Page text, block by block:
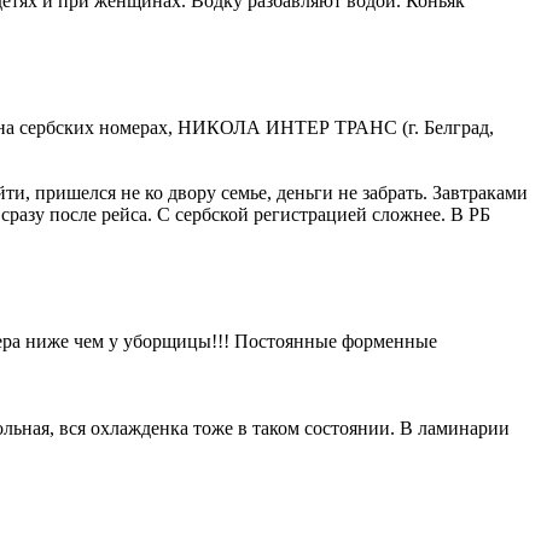
сербских номерах, НИКОЛА ИНТЕР ТРАНС (г. Белград,
пришелся не ко двору семье, деньги не забрать. Завтраками
после рейса. С сербской регистрацией сложнее. В РБ
ниже чем у уборщицы!!! Постоянные форменные
вся охлажденка тоже в таком состоянии. В ламинарии